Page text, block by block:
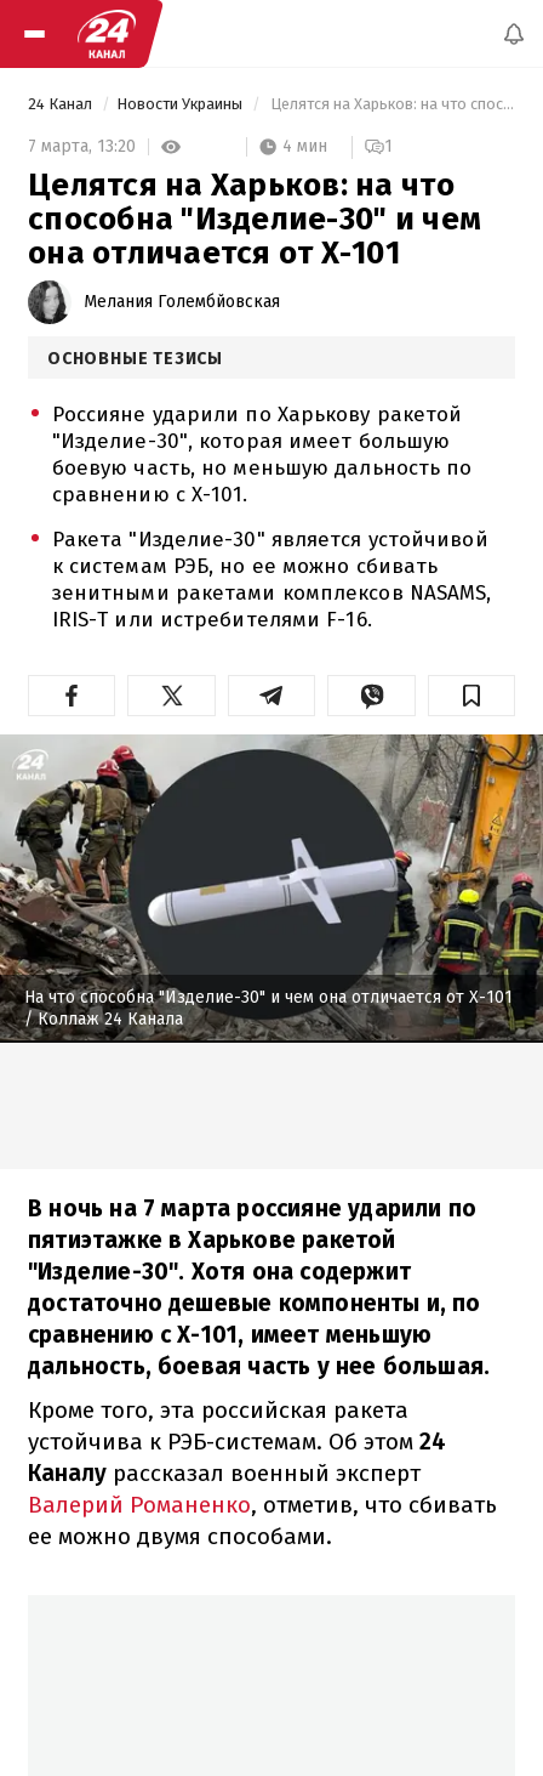
24 Канал Новости Украины Целятся на Харьков: на что способна "Изделие-30" и чем она отличается от Х-101
7 марта, 13:20 4 мин 1
Целятся на Харьков: на что
способна "Изделие-30" и чем
она отличается от Х-101
Мелания Голембйовская
ОСНОВНЫЕ ТЕЗИСЫ
Россияне ударили по Харькову ракетой
"Изделие-30", которая имеет большую
боевую часть, но меньшую дальность по
сравнению с Х-101.
Ракета "Изделие-30" является устойчивой
к системам РЭБ, но ее можно сбивать
зенитными ракетами комплексов NASAMS,
IRIS-T или истребителями F-16.
На что способна "Изделие-30" и чем она отличается от Х-101
/ Коллаж 24 Канала
В ночь на 7 марта россияне ударили по
пятиэтажке в Харькове ракетой
"Изделие-30". Хотя она содержит
достаточно дешевые компоненты и, по
сравнению с Х-101, имеет меньшую
дальность, боевая часть у нее большая.
Кроме того, эта российская ракета
устойчива к РЭБ-системам. Об этом 24
Каналу рассказал военный эксперт
Валерий Романенко, отметив, что сбивать
ее можно двумя способами.